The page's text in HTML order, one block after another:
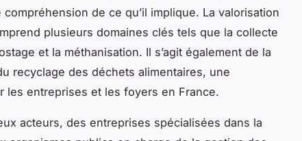
de ce qu’il implique. La valorisation
plusieurs domaines clés tels que la collecte
et la méthanisation. Il s’agit également de la
recyclage des déchets alimentaires, une
les entreprises et les foyers en France.
acteurs, des entreprises spécialisées dans la